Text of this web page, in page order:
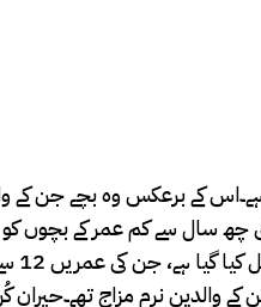
کے برعکس وہ بچے جن کے
سال سے کم عمر کے بچوں
والدین نرم مزاج